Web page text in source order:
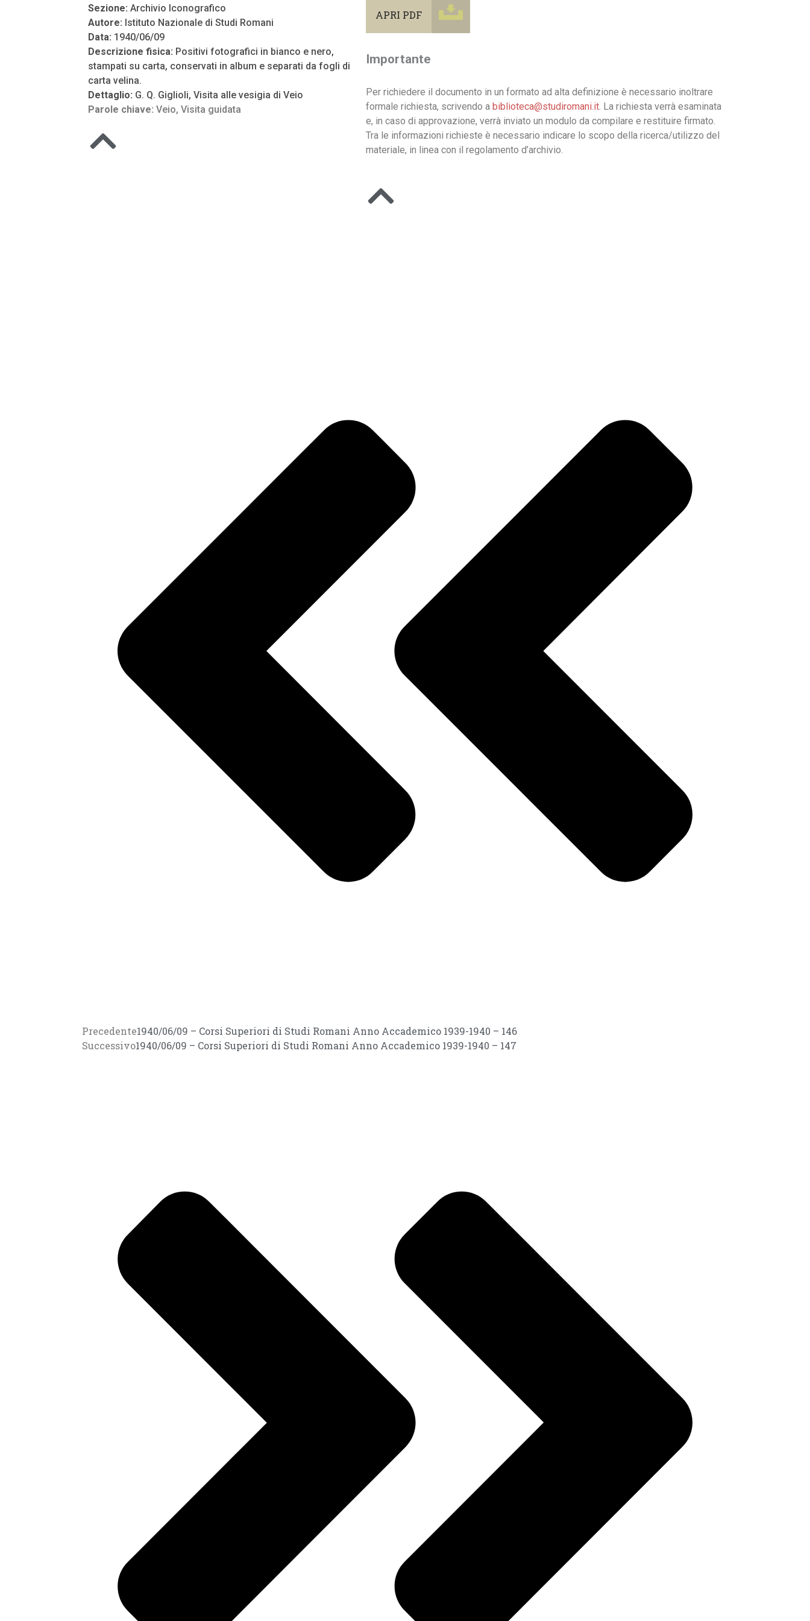
Sezione: Archivio Iconografico
Autore: Istituto Nazionale di Studi Romani
Data: 1940/06/09
Descrizione fisica: Positivi fotografici in bianco e nero,
stampati su carta, conservati in album e separati da fogli di
carta velina.
Dettaglio: G. Q. Giglioli, Visita alle vesigia di Veio
Parole chiave: Veio, Visita guidata
APRI PDF
Importante
Per richiedere il documento in un formato ad alta definizione è necessario inoltrare
formale richiesta, scrivendo a biblioteca@studiromani.it. La richiesta verrà esaminata
e, in caso di approvazione, verrà inviato un modulo da compilare e restituire firmato.
Tra le informazioni richieste è necessario indicare lo scopo della ricerca/utilizzo del
materiale, in linea con il regolamento d’archivio.
Precedente1940/06/09 – Corsi Superiori di Studi Romani Anno Accademico 1939-1940 – 146
Successivo1940/06/09 – Corsi Superiori di Studi Romani Anno Accademico 1939-1940 – 147